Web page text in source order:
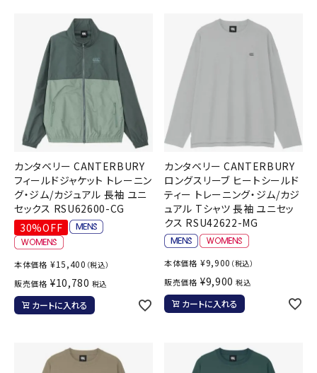
カンタベリー CANTERBURY
フィールドジャケット トレーニン
グ・ジム/カジュアル 長袖 ユニ
セックス RSU62600-CG
30%OFF
本体価格 ¥15,400 （税込）
販売価格 ¥10,780 税込
カートに入れる
カンタベリー CANTERBURY
ロングスリーブ ヒートシールド
ティー トレーニング・ジム/カジ
ュアル Tシャツ 長袖 ユニセッ
クス RSU42622-MG
本体価格 ¥9,900 （税込）
販売価格 ¥9,900 税込
カートに入れる